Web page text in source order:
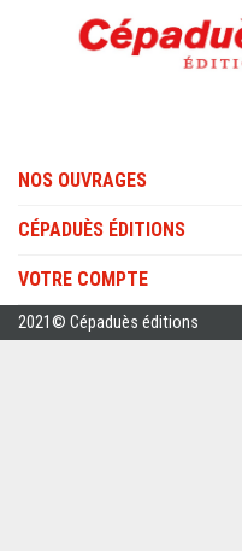
NOS OUVRAGES
CÉPADUÈS ÉDITIONS
VOTRE COMPTE
2021© Cépaduès éditions